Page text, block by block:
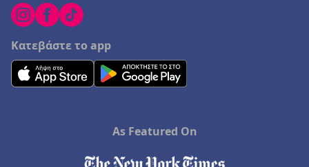
Κατεβάστε το app
As Featured On